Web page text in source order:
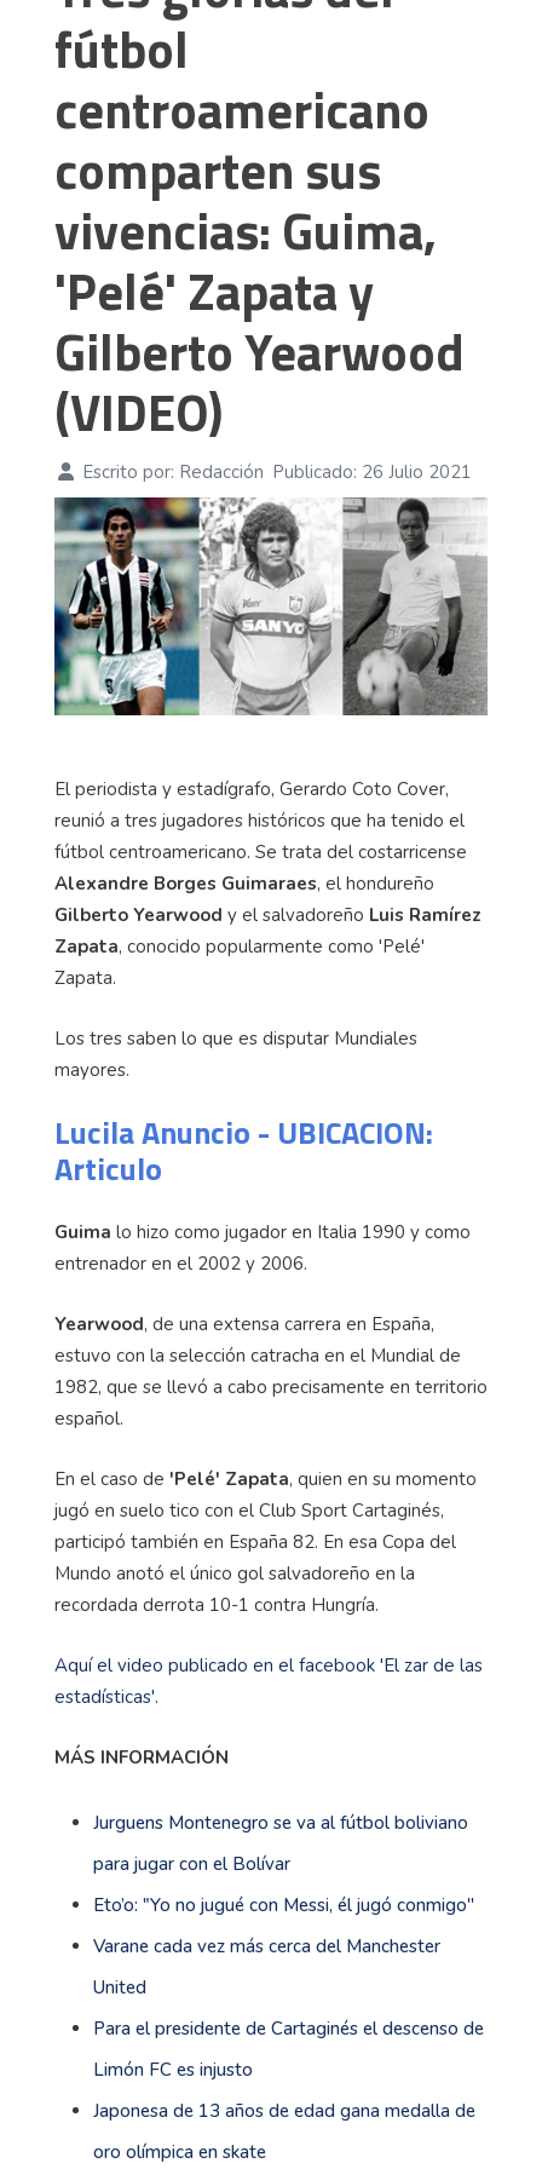
fútbol
centroamericano
comparten sus
vivencias: Guima,
'Pelé' Zapata y
Gilberto Yearwood
(VIDEO)
Escrito por: Redacción Publicado: 26 Julio 2021
El periodista y estadígrafo, Gerardo Coto Cover,
reunió a tres jugadores históricos que ha tenido el
fútbol centroamericano. Se trata del costarricense
Alexandre Borges Guimaraes, el hondureño
Gilberto Yearwood y el salvadoreño Luis Ramírez
Zapata, conocido popularmente como 'Pelé'
Zapata.
Los tres saben lo que es disputar Mundiales
mayores.
Lucila Anuncio - UBICACION:
Articulo
Guima lo hizo como jugador en Italia 1990 y como
entrenador en el 2002 y 2006.
Yearwood, de una extensa carrera en España,
estuvo con la selección catracha en el Mundial de
1982, que se llevó a cabo precisamente en territorio
español.
En el caso de 'Pelé' Zapata, quien en su momento
jugó en suelo tico con el Club Sport Cartaginés,
participó también en España 82. En esa Copa del
Mundo anotó el único gol salvadoreño en la
recordada derrota 10-1 contra Hungría.
Aquí el video publicado en el facebook 'El zar de las
estadísticas'.
MÁS INFORMACIÓN
Jurguens Montenegro se va al fútbol boliviano
para jugar con el Bolívar
Eto’o: "Yo no jugué con Messi, él jugó conmigo''
Varane cada vez más cerca del Manchester
United
Para el presidente de Cartaginés el descenso de
Limón FC es injusto
Japonesa de 13 años de edad gana medalla de
oro olímpica en skate